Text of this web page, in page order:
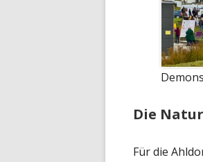
Die
Für die